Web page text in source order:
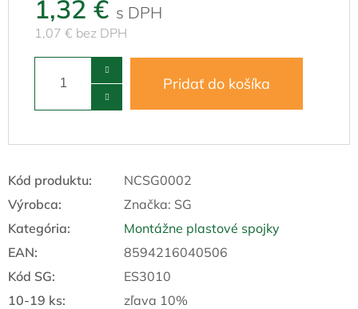
1,32 €
1,07 € bez DPH
Pridať do košíka
Kód produktu:
NCSG0002
Výrobca:
Značka: SG
Kategória:
Montážne plastové spojky
EAN:
8594216040506
Kód SG:
ES3010
10-19 ks:
zľava 10%